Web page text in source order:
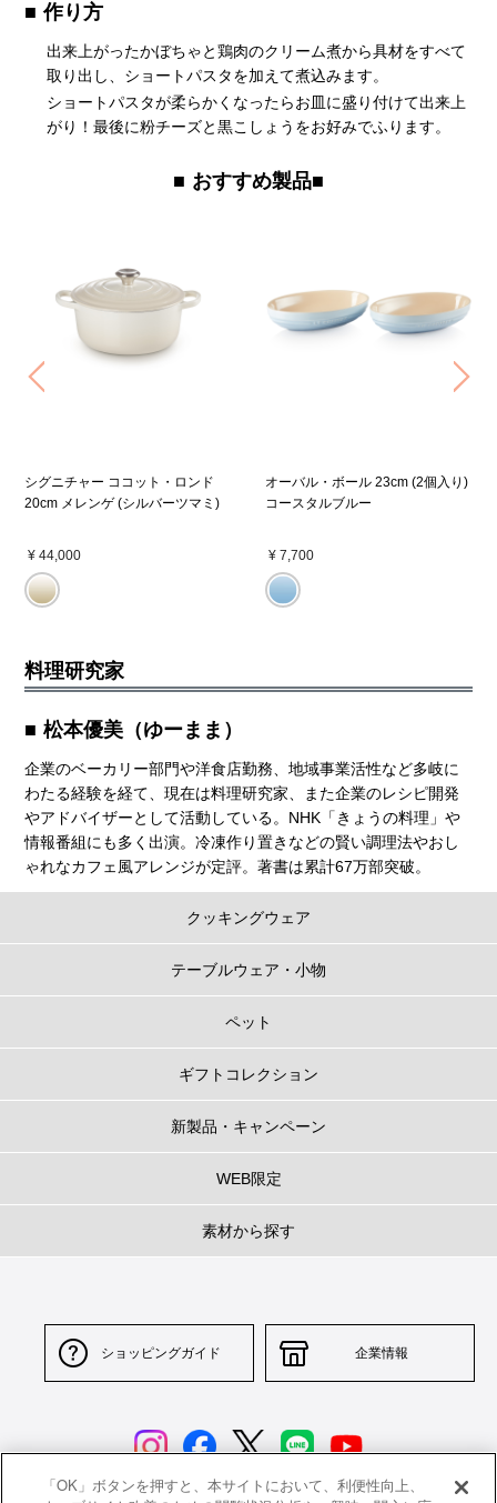
作り方
出来上がったかぼちゃと鶏肉のクリーム煮から具材をすべて
取り出し、ショートパスタを加えて煮込みます。
ショートパスタが柔らかくなったらお皿に盛り付けて出来上
がり！最後に粉チーズと黒こしょうをお好みでふります。
おすすめ製品■
シグニチャー ココット・ロンド
20cm メレンゲ (シルバーツマミ)
¥ 44,000
オーバル・ボール 23cm (2個入り)
コースタルブルー
¥ 7,700
Previous
料理研究家
松本優美（ゆーまま）
企業のベーカリー部門や洋食店勤務、地域事業活性など多岐に
わたる経験を経て、現在は料理研究家、また企業のレシピ開発
やアドバイザーとして活動している。NHK「きょうの料理」や
情報番組にも多く出演。冷凍作り置きなどの賢い調理法やおし
ゃれなカフェ風アレンジが定評。著書は累計67万部突破。
クッキングウェア
テーブルウェア・小物
ペット
ギフトコレクション
新製品・キャンペーン
WEB限定
素材から探す
ショッピングガイド 企業情報
「OK」ボタンを押すと、本サイトにおいて、利便性向上、